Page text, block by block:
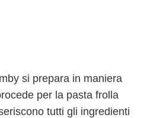
si prepara in maniera
per la pasta frolla
tutti gli ingredienti